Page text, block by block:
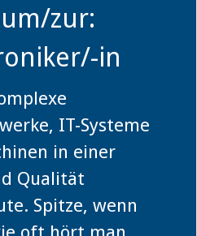
zur:
in
IT-Systeme
in einer
Qualität
Spitze, wenn